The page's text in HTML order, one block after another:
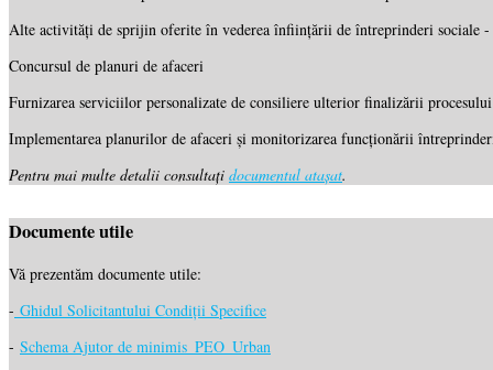
Alte activități de sprijin oferite în vederea înființării de întreprinderi sociale
Concursul de planuri de afaceri
Furnizarea serviciilor personalizate de consiliere ulterior finalizării
Implementarea planurilor de afaceri și monitorizarea funcționării
Pentru mai multe detalii consultați documentul atașat.
Documente utile
Vă prezentăm documente utile:
- Ghidul Solicitantului Condiții Specifice
- Schema Ajutor de minimis_PEO_Urban